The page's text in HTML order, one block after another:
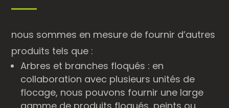
nous sommes en mesure de fournir d’autres
produits tels que :
Arbres et branches floqués : en
collaboration avec plusieurs unités de
flocage, nous pouvons fournir une large